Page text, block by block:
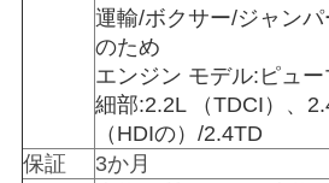
だ
運輸/ボクサー/ジャン
のため
エンジン モデル:ピュー
細部:2.2L （TDCI）、
（HDIの）/2.4TD
保証
3か月